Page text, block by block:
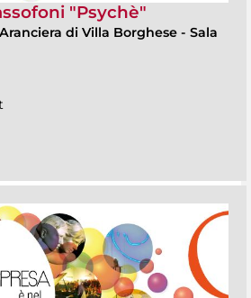
"Psychè"
di Villa Borghese - Sala